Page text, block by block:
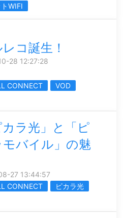
WIFI
レコ誕生！
28 12:27:28
CONNECT
VOD
カラ光」と「ピ
モバイル」の魅
27 13:44:57
CONNECT
ピカラ光